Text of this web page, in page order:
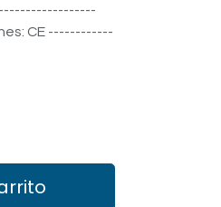
CE ------------